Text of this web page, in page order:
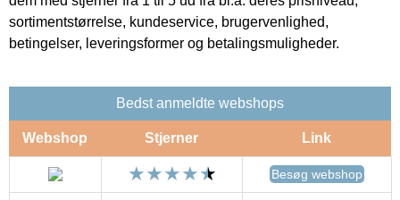
sortimentstørrelse, kundeservice, brugervenlighed,
betingelser, leveringsformer og betalingsmuligheder.
Bedst anmeldte webshops
Webshop Stjerner Link
Besøg webshop